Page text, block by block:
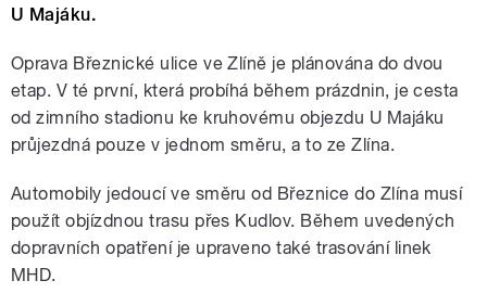
U Majáku.
Oprava Březnické ulice ve Zlíně je plánována do dvou
etap. V té první, která probíhá během prázdnin, je cesta
od zimního stadionu ke kruhovému objezdu U Majáku
průjezdná pouze v jednom směru, a to ze Zlína.
Automobily jedoucí ve směru od Březnice do Zlína musí
použít objízdnou trasu přes Kudlov. Během uvedených
dopravních opatření je upraveno také trasování linek
MHD.